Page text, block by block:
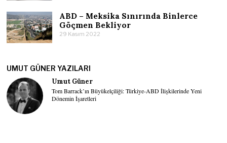
ABD – Meksika Sınırında Binlerce
Göçmen Bekliyor
29 Kasım 2022
UMUT GÜNER YAZILARI
Umut Güner
Tom Barrack’ın Büyükelçiliği: Türkiye-ABD İlişkilerinde Yeni
Dönemin İşaretleri